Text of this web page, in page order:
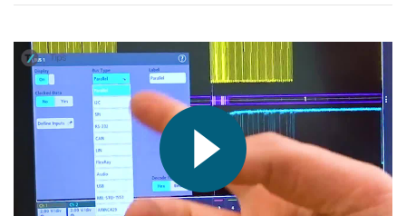
VIỆT NAM
简体中文
日本語
韓国語
繁體中文